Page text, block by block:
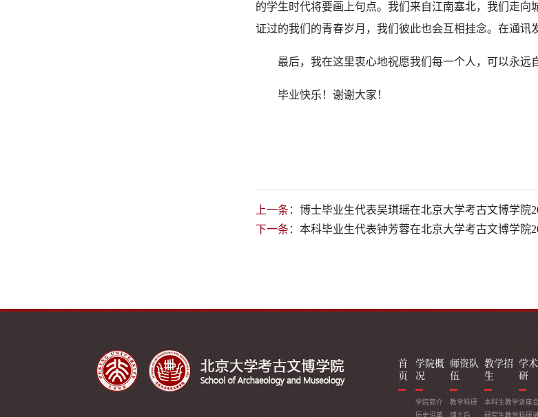
的学生时代将要画上句点。我们来自江南塞北，我们走
证过的我们的青春岁月，我们彼此也会互相挂念。在通讯
最后，我在这里衷心地祝愿我们每一个人，可以永远
毕业快乐！谢谢大家！
上一条： 博士毕业生代表吴琪瑶在北京大学考古文博学院
下一条： 本科毕业生代表钟芳蓉在北京大学考古文博学院
首
页
学院概
况
学院简介
历史沿革
师资队
伍
教学科研
博士后
教学招
生
本科生教学
研究生教学
学
研
讲座
科研